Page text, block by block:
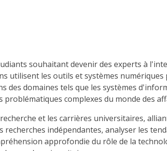
souhaitant devenir des experts à
utilisent les outils et systèmes
domaines tels que les systèmes
complexes du monde des
et les carrières universitaires,
indépendantes, analyser les
approfondie du rôle de la